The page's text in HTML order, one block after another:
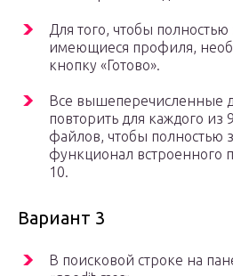
Для того, чтобы полностью
имеющиеся профиля,
кнопку «Готово».
Все вышеперечисленные
повторить для каждого из
файлов, чтобы полностью
функционал встроенного
10.
Вариант 3
В поисковой строке на